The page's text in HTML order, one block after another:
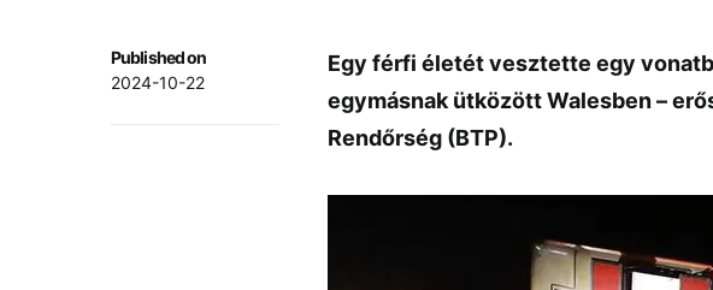
Published on
2024-10-22
Egy férfi életét vesztette egy
egymásnak ütközött Walesben –
Rendőrség (BTP).